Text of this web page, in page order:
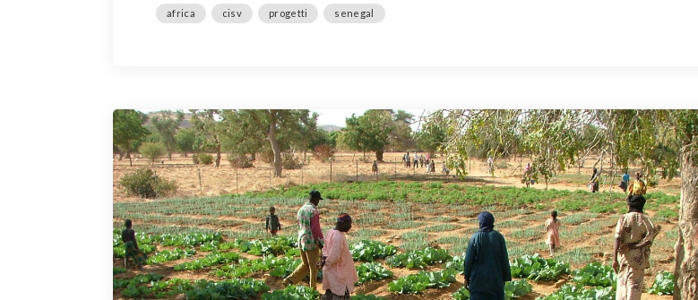
africa cisv progetti senegal